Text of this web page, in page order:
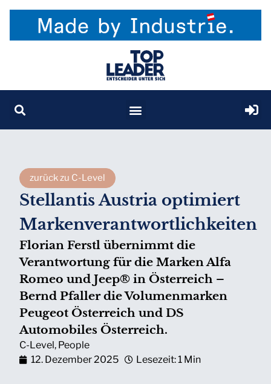
zurück zu C-Level
Stellantis Austria optimiert
Markenverantwortlichkeiten
Florian Ferstl übernimmt die
Verantwortung für die Marken Alfa
Romeo und Jeep® in Österreich –
Bernd Pfaller die Volumenmarken
Peugeot Österreich und DS
Automobiles Österreich.
C-Level, People
12. Dezember 2025
Lesezeit: 1 Min